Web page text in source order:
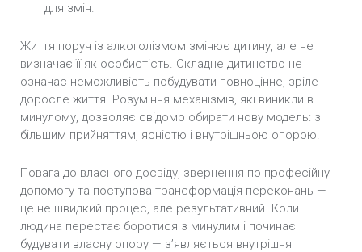
для змін.
Життя поруч із алкоголізмом змінює дитину, але не
визначає її як особистість. Складне дитинство не
означає неможливість побудувати повноцінне, зріле
доросле життя. Розуміння механізмів, які виникли в
минулому, дозволяє свідомо обирати нову модель: з
більшим прийняттям, ясністю і внутрішньою опорою.
Повага до власного досвіду, звернення по професійну
допомогу та поступова трансформація переконань —
це не швидкий процес, але результативний. Коли
людина перестає боротися з минулим і починає
будувати власну опору — з’являється внутрішня